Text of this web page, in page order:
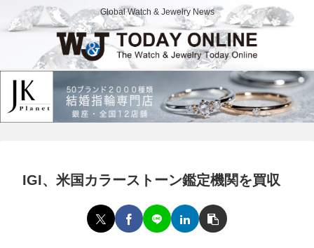
Global Watch & Jewelry News
IGI、米国カラーストーン鑑定機関を買収